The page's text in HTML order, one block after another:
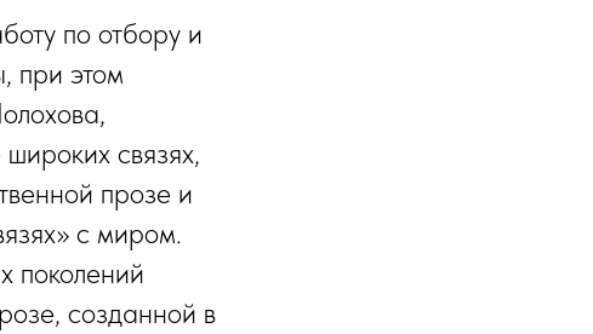
по отбору и
при этом
связях,
прозе и
с миром.
поколений
созданной в